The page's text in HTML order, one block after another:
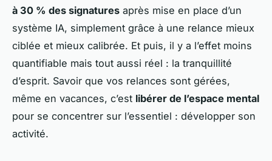
à 30 % des signatures après mise en place d’un
système IA, simplement grâce à une relance mieux
ciblée et mieux calibrée. Et puis, il y a l’effet moins
quantifiable mais tout aussi réel : la tranquillité
d’esprit. Savoir que vos relances sont gérées,
même en vacances, c’est libérer de l’espace mental
pour se concentrer sur l’essentiel : développer son
activité.